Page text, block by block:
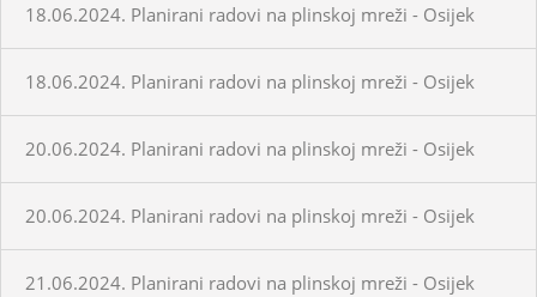
18.06.2024. Planirani radovi na plinskoj mreži - Osijek
18.06.2024. Planirani radovi na plinskoj mreži - Osijek
20.06.2024. Planirani radovi na plinskoj mreži - Osijek
20.06.2024. Planirani radovi na plinskoj mreži - Osijek
21.06.2024. Planirani radovi na plinskoj mreži - Osijek